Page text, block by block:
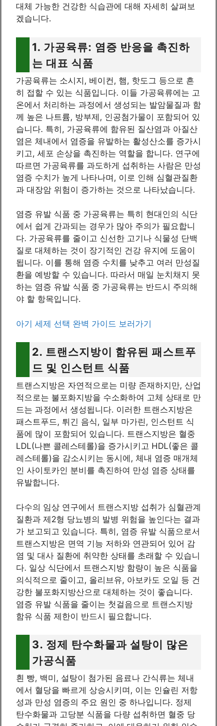
대체 가능한 건강한 식습관에 대해 자세히 살펴보
겠습니다.
1. 가공육류: 염증 반응을 촉진하
는 대표 식품
가공육류는 소시지, 베이컨, 햄, 핫도그 등으로 흔
히 접할 수 있는 식품입니다. 이들 가공육류에는 고
온에서 처리하는 과정에서 생성되는 발암물질과 함
께 높은 나트륨, 방부제, 인공첨가물이 포함되어 있
습니다. 특히, 가공육류에 함유된 질산염과 아질산
염은 체내에서 염증을 유발하는 활성산소를 증가시
키고, 세포 손상을 촉진하는 역할을 합니다. 연구에
따르면 가공육류를 과도하게 섭취하는 사람은 만성
염증 수치가 높게 나타나며, 이로 인해 심혈관질환
과 대장암 위험이 증가하는 것으로 나타났습니다.
염증 유발 식품 중 가공육류는 특히 현대인의 식단
에서 쉽게 간과되는 경우가 많아 주의가 필요합니
다. 가공육류를 줄이고 신선한 고기나 식물성 단백
질로 대체하는 것이 장기적인 건강 유지에 도움이
됩니다. 이를 통해 염증 수치를 낮추고 여러 만성질
환을 예방할 수 있습니다. 따라서 매일 눈치채지 못
하는 염증 유발 식품 중 가공육류는 반드시 주의해
야 할 항목입니다.
아기 세제 선택 완벽 가이드 보러가기
2. 트랜스지방이 함유된 패스트푸
드 및 인스턴트 식품
트랜스지방은 자연적으로는 미량 존재하지만, 산업
적으로는 불포화지방을 수소화하여 고체 상태로 만
드는 과정에서 생성됩니다. 이러한 트랜스지방은
패스트푸드, 튀긴 음식, 일부 마가린, 인스턴트 식
품에 많이 포함되어 있습니다. 트랜스지방은 혈중
LDL(나쁜 콜레스테롤)을 증가시키고 HDL(좋은 콜
레스테롤)을 감소시키는 동시에, 체내 염증 매개체
인 사이토카인 분비를 촉진하여 만성 염증 상태를
유발합니다.
다수의 임상 연구에서 트랜스지방 섭취가 심혈관계
질환과 제2형 당뇨병의 발병 위험을 높인다는 결과
가 보고되고 있습니다. 특히, 염증 유발 식품으로서
트랜스지방은 면역 기능 저하와 연관되어 있어 감
염 및 대사 질환에 취약한 상태를 초래할 수 있습니
다. 일상 식단에서 트랜스지방 함량이 높은 식품을
의식적으로 줄이고, 올리브유, 아보카도 오일 등 건
강한 불포화지방산으로 대체하는 것이 좋습니다.
염증 유발 식품을 줄이는 첫걸음으로 트랜스지방
함유 식품 제한이 반드시 필요합니다.
3. 정제 탄수화물과 설탕이 많은
가공식품
흰 빵, 백미, 설탕이 첨가된 음료나 간식류는 체내
에서 혈당을 빠르게 상승시키며, 이는 인슐린 저항
성과 만성 염증의 주요 원인 중 하나입니다. 정제
탄수화물과 고당분 식품을 다량 섭취하면 혈중 당